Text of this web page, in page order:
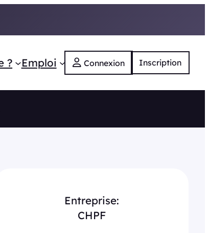
? Emploi Connexion Inscription
Entreprise:
CHPF